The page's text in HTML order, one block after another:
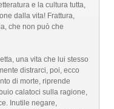
e la cultura tutta,
dalla vita! Frattura,
che non può che
una vita che lui stesso
distrarci, poi, ecco
di morte, riprende
calatoci sulla ragione,
Inutile negare,